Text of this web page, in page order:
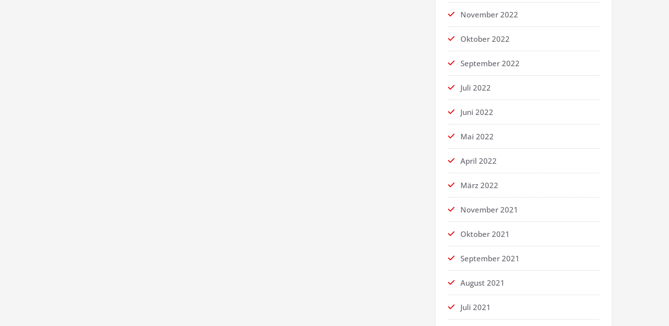
November 2022
Oktober 2022
September 2022
Juli 2022
Juni 2022
Mai 2022
April 2022
März 2022
November 2021
Oktober 2021
September 2021
August 2021
Juli 2021